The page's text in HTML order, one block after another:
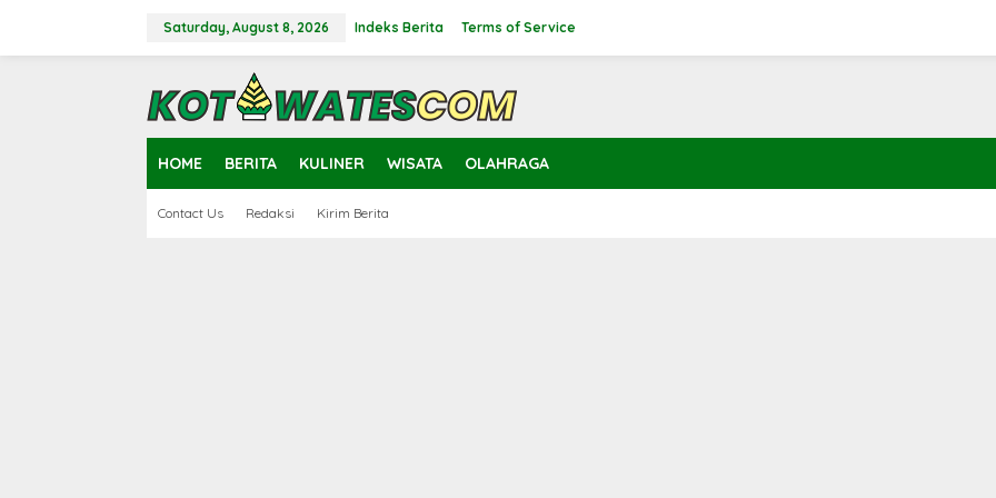
Saturday, August 8, 2026 Indeks Berita Terms of Service
HOME BERITA KULINER WISATA OLAHRAGA
Contact Us Redaksi Kirim Berita